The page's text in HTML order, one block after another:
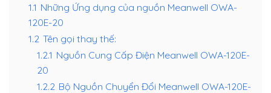
1.1 Những Ứng dụng của nguồn Meanwell OWA-
120E-20
1.2 Tên gọi thay thế:
1.2.1 Nguồn Cung Cấp Điện Meanwell OWA-120E-
20
1.2.2 Bộ Nguồn Chuyển Đổi Meanwell OWA-120E-